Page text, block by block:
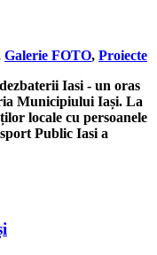
Galerie FOTO, Proiecte
Iasi - un oras
Municipiului Iași. La
locale cu persoanele
Public Iasi a